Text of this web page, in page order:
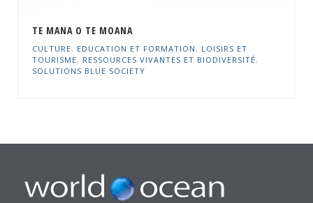
TE MANA O TE MOANA
CULTURE, EDUCATION ET FORMATION , LOISIRS ET
TOURISME, RESSOURCES VIVANTES ET BIODIVERSITÉ,
SOLUTIONS BLUE SOCIETY